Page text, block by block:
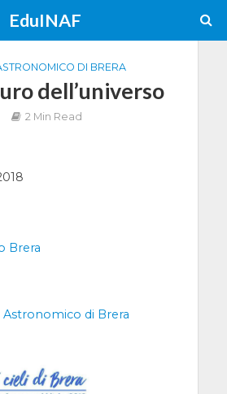
EduINAF
DI BRERA
dell’universo
2 Min Read
Brera
Astronomico di Brera